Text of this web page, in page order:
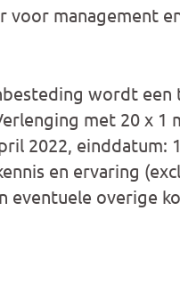
voor management
wordt
met 20 x 1
2022, einddatum:
en ervaring
eventuele overige